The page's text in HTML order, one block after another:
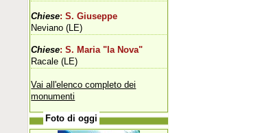
Chiese: S. Giuseppe
Neviano (LE)
Chiese: S. Maria "la Nova"
Racale (LE)
Vai all'elenco completo dei
monumenti
Foto di oggi